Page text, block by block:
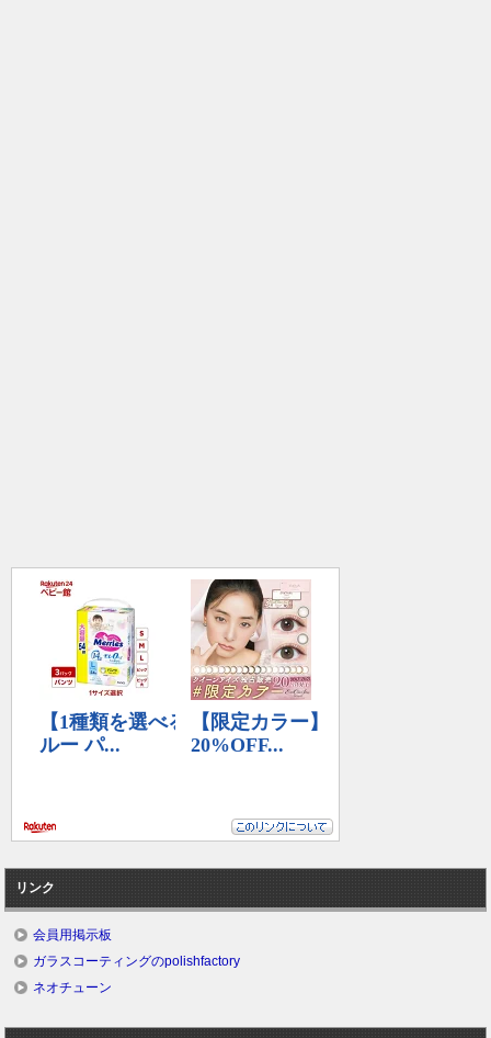
リンク
会員用掲示板
ガラスコーティングのpolishfactory
ネオチューン